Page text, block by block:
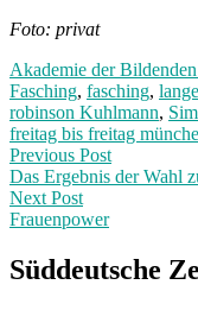
Foto: privat
Akademie der
Fasching, fasching,
robinson Kuhlmann,
freitag bis freitag
Post
navigation
Previous PostPrevious
post:
Das Ergebnis der Wahl
Next Post
Frauenpower
Post:
Süddeutsche